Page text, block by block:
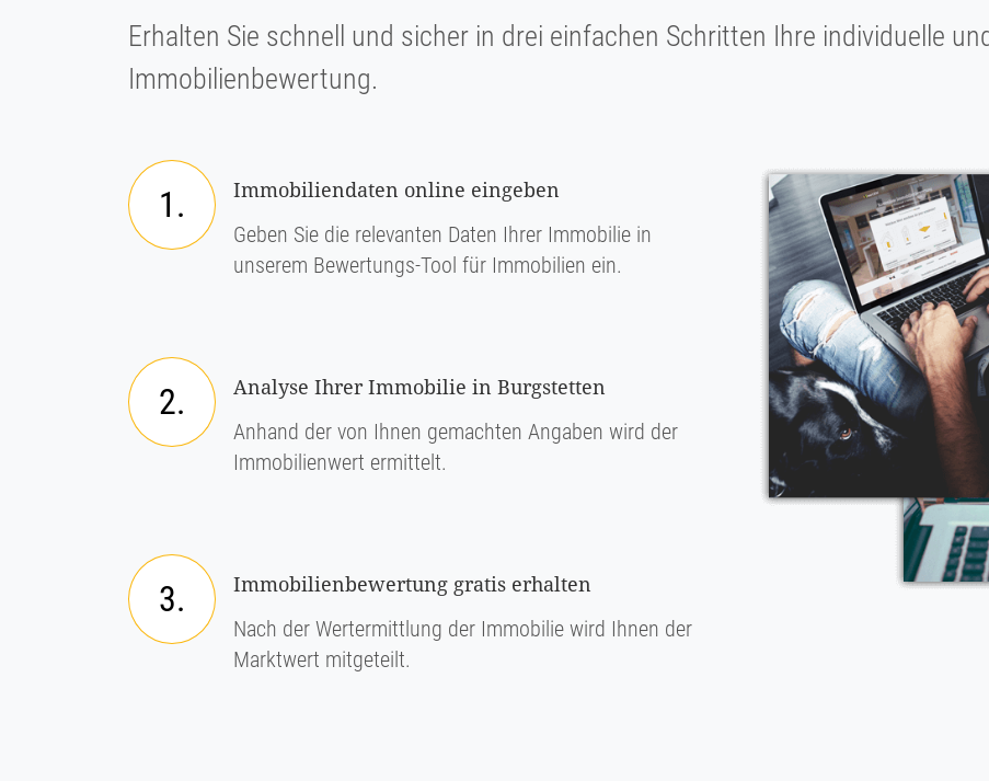
Erhalten Sie schnell und sicher in drei einfachen Schritten Ihre individuelle
Immobilienbewertung.
1.
Immobiliendaten online eingeben
Geben Sie die relevanten Daten Ihrer Immobilie in
unserem Bewertungs-Tool für Immobilien ein.
2.
Analyse Ihrer Immobilie in Burgstetten
Anhand der von Ihnen gemachten Angaben wird der
Immobilienwert ermittelt.
3.
Immobilienbewertung gratis erhalten
Nach der Wertermittlung der Immobilie wird Ihnen der
Marktwert mitgeteilt.